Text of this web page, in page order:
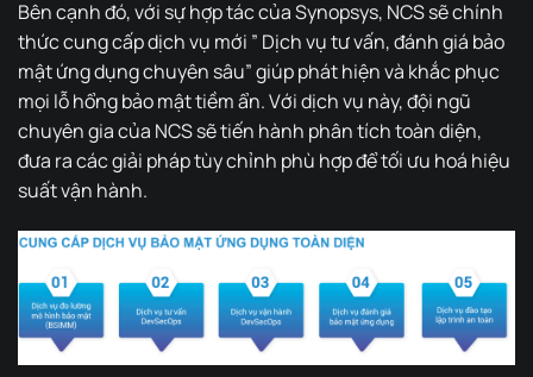
Bên cạnh đó, với sự hợp tác của Synopsys, NCS sẽ chính
thức cung cấp dịch vụ mới ” Dịch vụ tư vấn, đánh giá bảo
mật ứng dụng chuyên sâu”giúp phát hiện và khắc phục
mọi lỗ hổng bảo mật tiềm ẩn. Với dịch vụ này, đội ngũ
chuyên gia của NCS sẽ tiến hành phân tích toàn diện,
đưa ra các giải pháp tùy chỉnh phù hợp để tối ưu hoá hiệu
suất vận hành.